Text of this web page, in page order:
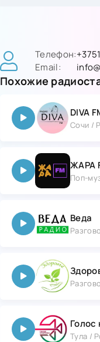
Телефон:
Email:
Похожие
DIVA
Сочи /
ЖАРА
Поп-
Веда
Тула /